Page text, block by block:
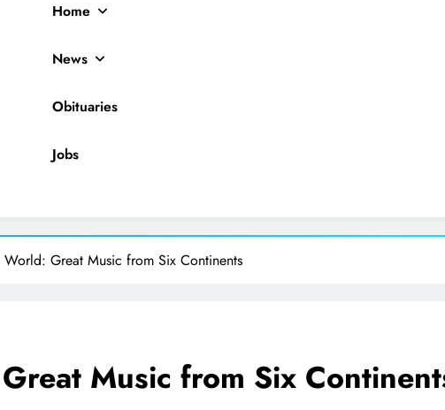
Local News
Home
News
Obituaries
Jobs
Great Music from Six Continents
Music from Six